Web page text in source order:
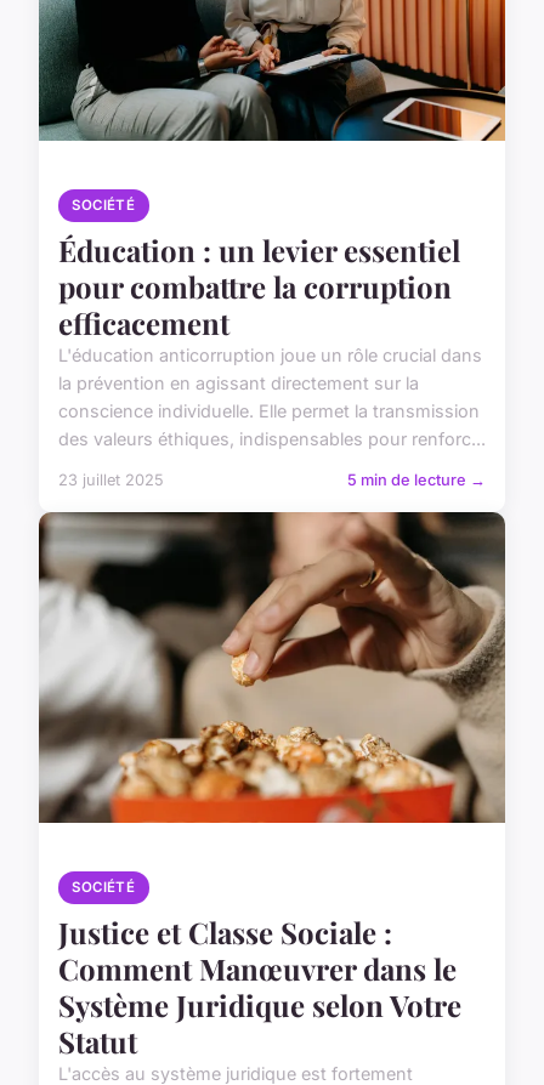
SOCIÉTÉ
Éducation : un levier essentiel
pour combattre la corruption
efficacement
L'éducation anticorruption joue un rôle crucial dans
la prévention en agissant directement sur la
conscience individuelle. Elle permet la transmission
des valeurs éthiques, indispensables pour renforc...
23 juillet 2025 5 min de lecture →
SOCIÉTÉ
Justice et Classe Sociale :
Comment Manœuvrer dans le
Système Juridique selon Votre
Statut
L'accès au système juridique est fortement